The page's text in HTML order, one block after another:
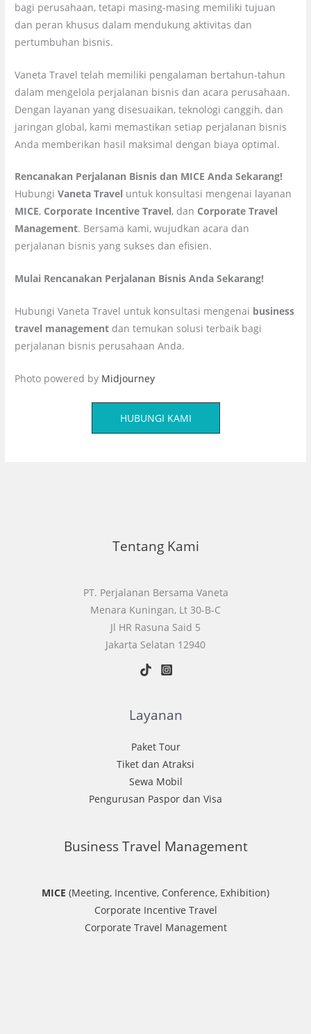
bagi perusahaan, tetapi masing-masing memiliki tujuan
dan peran khusus dalam mendukung aktivitas dan
pertumbuhan bisnis.
Vaneta Travel telah memiliki pengalaman bertahun-tahun
dalam mengelola perjalanan bisnis dan acara perusahaan.
Dengan layanan yang disesuaikan, teknologi canggih, dan
jaringan global, kami memastikan setiap perjalanan bisnis
Anda memberikan hasil maksimal dengan biaya optimal.
Rencanakan Perjalanan Bisnis dan MICE Anda Sekarang!
HubungiVaneta Travel untuk konsultasi mengenai layanan
MICE, Corporate Incentive Travel, dan Corporate Travel
Management. Bersama kami, wujudkan acara dan
perjalanan bisnis yang sukses dan efisien.
Mulai Rencanakan Perjalanan Bisnis Anda Sekarang!
Hubungi Vaneta Travel untuk konsultasi mengenai business
travel management dan temukan solusi terbaik bagi
perjalanan bisnis perusahaan Anda.
Photo powered by Midjourney
HUBUNGI KAMI
Tentang Kami
PT. Perjalanan Bersama Vaneta
Menara Kuningan, Lt 30-B-C
Jl HR Rasuna Said 5
Jakarta Selatan 12940
Layanan
Paket Tour
Tiket dan Atraksi
Sewa Mobil
Pengurusan Paspor dan Visa
Business Travel Management
MICE (Meeting, Incentive, Conference, Exhibition)
Corporate Incentive Travel
Corporate Travel Management